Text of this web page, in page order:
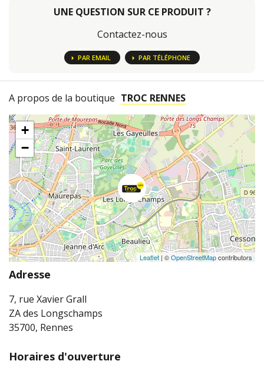
UNE QUESTION SUR CE PRODUIT ?
Contactez-nous
PAR EMAIL PAR TÉLÉPHONE
A propos de la boutique TROC RENNES
+
−
Leaflet| ©OpenStreetMapcontributors
Adresse
7, rue Xavier Grall
ZA des Longschamps
35700, Rennes
Horaires d'ouverture